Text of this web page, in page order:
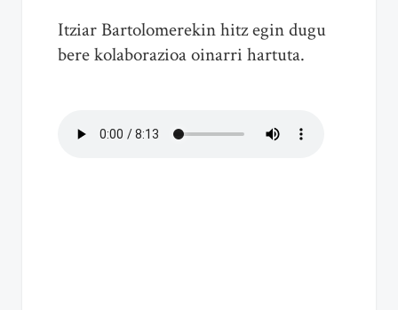
Itziar Bartolomerekin hitz egin dugu
bere kolaborazioa oinarri hartuta.